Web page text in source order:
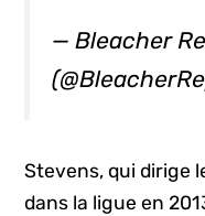
— Bleacher
Stevens, qui dirige
dans la ligue en